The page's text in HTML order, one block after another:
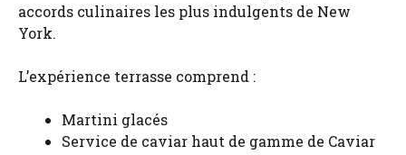
accords culinaires les plus indulgents de New
York.
L’expérience terrasse comprend :
Martini glacés
Service de caviar haut de gamme de Caviar